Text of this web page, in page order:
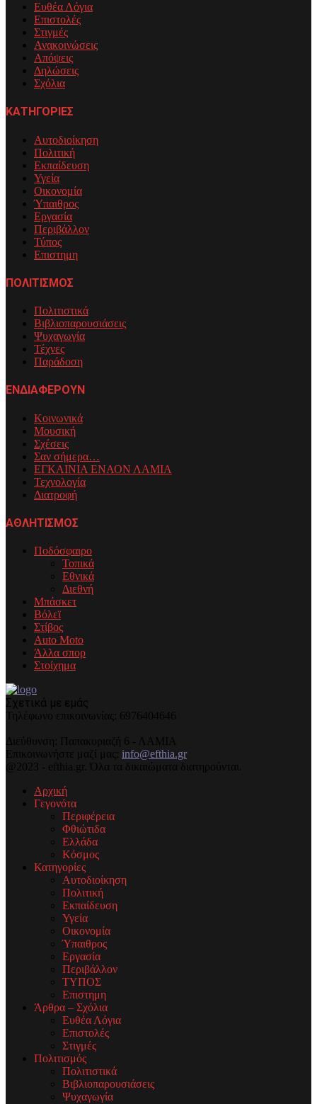
Ευθέα Λόγια
Επιστολές
Στιγμές
Ανακοινώσεις
Απόψεις
Δηλώσεις
Σχόλια
ΚΑΤΗΓΟΡΙΕΣ
Αυτοδιοίκηση
Πολιτική
Εκπαίδευση
Υγεία
Οικονομία
Ύπαιθρος
Εργασία
Περιβάλλον
Τύπος
Επιστημη
ΠΟΛΙΤΙΣΜΟΣ
Πολιτιστικά
Βιβλιοπαρουσιάσεις
Ψυχαγωγία
Τέχνες
Παράδοση
ΕΝΔΙΑΦΕΡΟΥΝ
Κοινωνικά
Μουσική
Σχέσεις
Σαν σήμερα…
ΕΓΚΑΙΝΙΑ ΕΝΑΟΝ ΛΑΜΙΑ
Τεχνολογία
Διατροφή
ΑΘΛΗΤΙΣΜΟΣ
Ποδόσφαιρο
Τοπικά
Εθνικά
Διεθνή
Μπάσκετ
Βόλεϊ
Στίβος
Auto Moto
Άλλα σπορ
Στοίχημα
Σχετικά με εμάς
Τηλέφωνo επικοινωνίας: 6976404646
Διεύθυνση: Παπακυριαζή 6 - ΛΑΜΙΑ
Επικοινωνήστε μαζί μας: info@efthia.gr
@2023 - efthia.gr. Όλα τα δικαιώματα διατηρούνται.
Αρχική
Γεγονότα
Περιφέρεια
Φθιώτιδα
Ελλάδα
Κόσμος
Κατηγορίες
Αυτοδιοίκηση
Πολιτική
Εκπαίδευση
Υγεία
Οικονομία
Ύπαιθρος
Εργασία
Περιβάλλον
ΤΥΠΟΣ
Επιστημη
Άρθρα – Σχόλια
Ευθέα Λόγια
Επιστολές
Στιγμές
Πολιτισμός
Πολιτιστικά
Βιβλιοπαρουσιάσεις
Ψυχαγωγία